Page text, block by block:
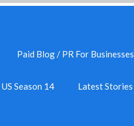
Paid Blog / PR For Businesses
Season 14 Latest Stories